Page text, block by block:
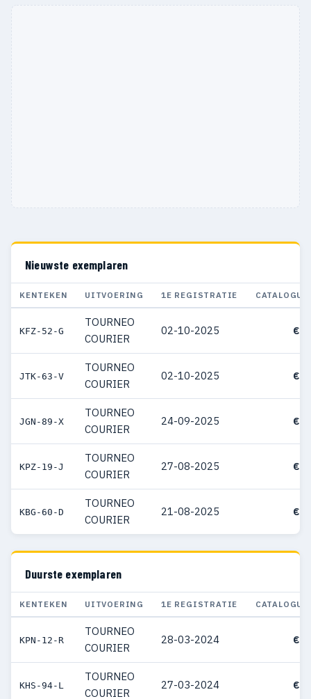
Nieuwste exemplaren
KENTEKEN UITVOERING 1E REGISTRATIE
KFZ-52-G
TOURNEO
COURIER
02-10-2025 €
JTK-63-V
TOURNEO
COURIER
02-10-2025 €
JGN-89-X
TOURNEO
COURIER
24-09-2025 €
KPZ-19-J
TOURNEO
COURIER
27-08-2025 €
KBG-60-D
TOURNEO
COURIER
21-08-2025 €
Duurste exemplaren
KENTEKEN UITVOERING 1E REGISTRATIE
KPN-12-R
TOURNEO
COURIER
28-03-2024 €
KHS-94-L
TOURNEO
COURIER
27-03-2024 €